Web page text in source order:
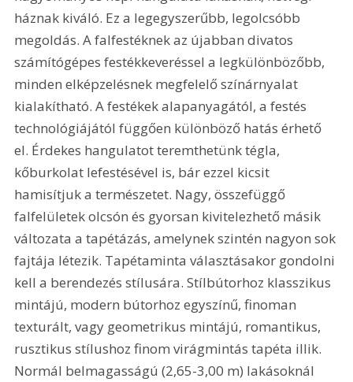
háznak kiváló. Ez a legegyszerűbb, legolcsóbb
megoldás. A falfestéknek az újabban divatos
számítógépes festékkeveréssel a legkülönbözőbb,
minden elképzelésnek megfelelő színárnyalat
kialakítható. A festékek alapanyagától, a festés
technológiájától függően különböző hatás érhető
el. Érdekes hangulatot teremthetünk tégla,
kőburkolat lefestésével is, bár ezzel kicsit
hamisítjuk a természetet. Nagy, összefüggő
falfelületek olcsón és gyorsan kivitelezhető másik
változata a tapétázás, amelynek szintén nagyon sok
fajtája létezik. Tapétaminta választásakor gondolni
kell a berendezés stílusára. Stílbútorhoz klasszikus
mintájú, modern bútorhoz egyszínű, finoman
texturált, vagy geometrikus mintájú, romantikus,
rusztikus stílushoz finom virágmintás tapéta illik.
Normál belmagasságú (2,65-3,00 m) lakásoknál